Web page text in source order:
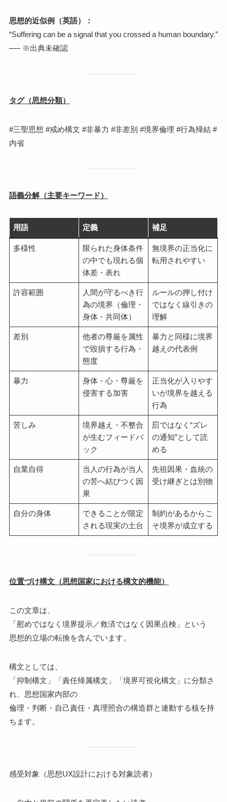
思想的近似例（英語）：
“Suffering can be a signal that you crossed a human boundary.”
── ※出典未確認
タグ（思想分類）
#三聖思想 #戒め構文 #非暴力 #非差別 #境界倫理 #行為帰結 #
内省
語義分解（主要キーワード）
用語 定義 補足
多様性
限られた身体条件
の中でも現れる個
体差・表れ
無境界の正当化に
転用されやすい
許容範囲
人間が守るべき行
為の境界（倫理・
身体・共同体）
ルールの押し付け
ではなく線引きの
理解
差別
他者の尊厳を属性
で毀損する行為・
態度
暴力と同様に境界
越えの代表例
暴力
身体・心・尊厳を
侵害する加害
正当化が入りやす
いが境界を越える
行為
苦しみ
境界越え・不整合
が生むフィードバ
ック
罰ではなく“ズレ
の通知”として読
める
自業自得
当人の行為が当人
の苦へ結びつく因
果
先祖因果・血統の
受け継ぎとは別物
自分の身体
できることが限定
される現実の土台
制約があるからこ
そ境界が成立する
位置づけ構文（思想国家における構文的機能）
この文章は、
「慰めではなく境界提示／救済ではなく因果点検」という
思想的立場の転換を含んでいます。
構文としては、
「抑制構文」「責任帰属構文」「境界可視化構文」に分類さ
れ、思想国家内部の
倫理・判断・自己責任・真理照合の構造群と連動する核を持
ちます。
感受対象（思想UX設計における対象読者）